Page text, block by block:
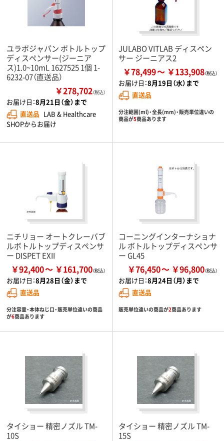
ユラボジャパン ボトルトップ
ディスペンサー(ジーニア
ス)1.0~10mL 1627525 1個 1-
6232-07（直送品）
￥278,702（税込）
お届け日：8月21日（金）まで
直送品 LAB & Healthcare
SHOPからお届け
JULABO VITLAB ディスペン
サー ジーニアス2
￥78,499 ￥133,908
お届け日：8月19日（水）まで
直送品
分注範囲(ml)・全長(mm)・販売単位違いの
商品が5商品あります
ニチリョー オートクレーバブ
ルボトルトップディスペンサ
ー DISPET EXII
￥92,400 ￥161,700
お届け日：8月28日（金）まで
直送品
分注容量・本体ねじ口・販売単位違いの商品
が6商品あります
コーニングインターナショナ
ル ボトルトップディスペンサ
ー GL45
￥76,450 ￥96,800
お届け日：8月24日（月）まで
直送品
販売単位違いの商品が2商品あります
タイショー 精密ノズル TM-
10S
タイショー 精密ノズル TM-
15S